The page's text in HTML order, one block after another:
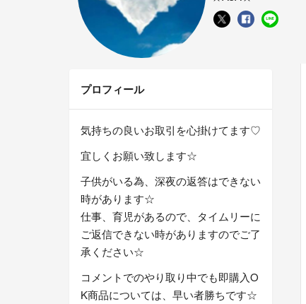
プロフィール
気持ちの良いお取引を心掛けてます♡
宜しくお願い致します☆
子供がいる為、深夜の返答はできない
時があります☆
仕事、育児があるので、タイムリーに
ご返信できない時がありますのでご了
承ください☆
コメントでのやり取り中でも即購入O
K商品については、早い者勝ちです☆